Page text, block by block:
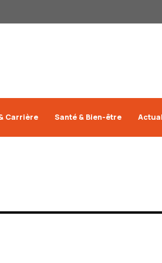
Carrière Santé & Bien-être